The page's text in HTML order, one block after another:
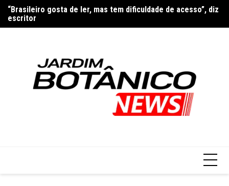
para
o
“Brasileiro gosta de ler, mas tem dificuldade de acesso”, diz
escritor
Moraes nega pedido de visita dos filhos a Bolsonaro no Dia